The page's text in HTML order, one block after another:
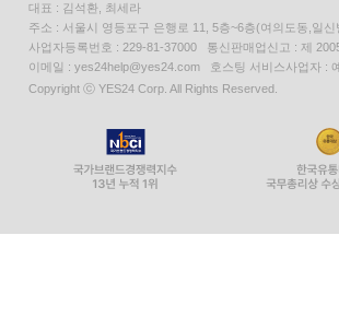
대표 : 김석환, 최세라
주소 : 서울시 영등포구 은행로 11, 5층~6층(여의도동,일신
사업자등록번호 : 229-81-37000 통신판매업신고 : 제
이메일 : yes24help@yes24.com 호스팅 서비스사업자 :
Copyright ⓒ YES24 Corp. All Rights Reserved.